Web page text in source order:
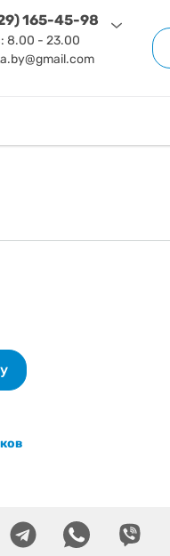
165-45-98
8.00 - 23.00